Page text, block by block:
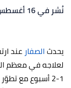
نُشر في 16 أغسطس 2023
يحدثالصفار عند
لعلاجه في معظم
1-2 أسبوع مع